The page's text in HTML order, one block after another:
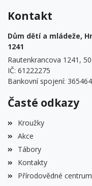
Kontakt
Dům dětí a mládeže,
1241
Rautenkrancova 1241,
IČ: 61222275
Bankovní spojení:
Časté odkazy
Kroužky
Akce
Tábory
Kontakty
Přírodovědné centrum